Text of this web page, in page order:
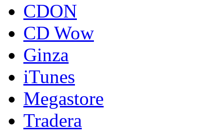
CDON
CD Wow
Ginza
iTunes
Megastore
Tradera